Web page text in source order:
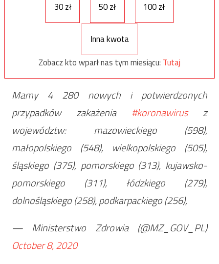
30 zł 50 zł 100 zł
Inna kwota
Zobacz kto wparł nas tym miesiącu: Tutaj
Mamy 4 280 nowych i potwierdzonych
przypadków zakażenia #koronawirusz
województw: mazowieckiego (598),
małopolskiego (548), wielkopolskiego (505),
śląskiego (375), pomorskiego (313), kujawsko-
pomorskiego (311), łódzkiego (279),
dolnośląskiego (258), podkarpackiego (256),
— Ministerstwo Zdrowia (@MZ_GOV_PL)
October 8, 2020